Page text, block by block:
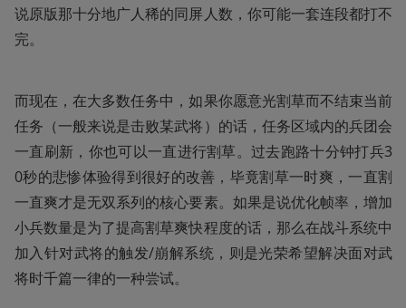
说原版那十分地广人稀的同屏人数，你可能一套连段都打不
完。
而现在，在大多数任务中，如果你愿意光割草而不结束当前
任务（一般来说是击败某武将）的话，任务区域内的兵团会
一直刷新，你也可以一直进行割草。过去跑路十分钟打兵3
0秒的悲惨体验得到很好的改善，毕竟割草一时爽，一直割
一直爽才是无双系列的核心要素。如果是说优化帧率，增加
小兵数量是为了提高割草爽快程度的话，那么在战斗系统中
加入针对武将的触发/崩解系统，则是光荣希望解决面对武
将时千篇一律的一种尝试。